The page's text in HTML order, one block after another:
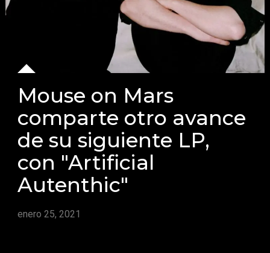
Mouse on Mars
comparte otro avance
de su siguiente LP,
con "Artificial
Autenthic"
enero 25, 2021